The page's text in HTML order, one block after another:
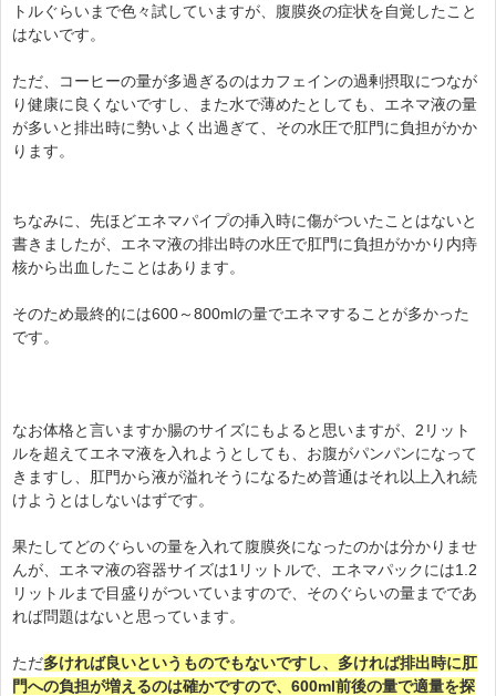
トルぐらいまで色々試していますが、腹膜炎の症状を自覚したこと
はないです。
ただ、コーヒーの量が多過ぎるのはカフェインの過剰摂取につなが
り健康に良くないですし、また水で薄めたとしても、エネマ液の量
が多いと排出時に勢いよく出過ぎて、その水圧で肛門に負担がかか
ります。
ちなみに、先ほどエネマパイプの挿入時に傷がついたことはないと
書きましたが、エネマ液の排出時の水圧で肛門に負担がかかり内痔
核から出血したことはあります。
そのため最終的には600～800mlの量でエネマすることが多かった
です。
なお体格と言いますか腸のサイズにもよると思いますが、2リット
ルを超えてエネマ液を入れようとしても、お腹がパンパンになって
きますし、肛門から液が溢れそうになるため普通はそれ以上入れ続
けようとはしないはずです。
果たしてどのぐらいの量を入れて腹膜炎になったのかは分かりませ
んが、エネマ液の容器サイズは1リットルで、エネマパックには1.2
リットルまで目盛りがついていますので、そのぐらいの量までであ
れば問題はないと思っています。
ただ多ければ良いというものでもないですし、多ければ排出時に肛
門への負担が増えるのは確かですので、600ml前後の量で適量を探